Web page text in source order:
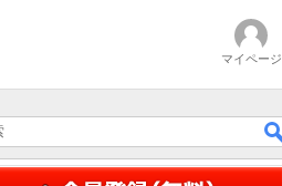
マイページ